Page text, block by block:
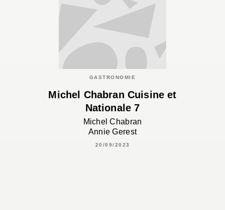
GASTRONOMIE
Michel Chabran Cuisine et
Nationale 7
Michel Chabran
Annie Gerest
20/09/2023